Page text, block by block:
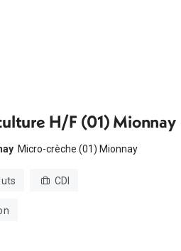
H/F (01) Mionnay
Micro-crèche (01) Mionnay
CDI